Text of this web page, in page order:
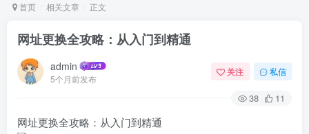
首页 相关文章 正文
网址更换全攻略：从入门到精通
admin
5个月前发布
关注 私信
38 11
网址更换全攻略：从入门到精通